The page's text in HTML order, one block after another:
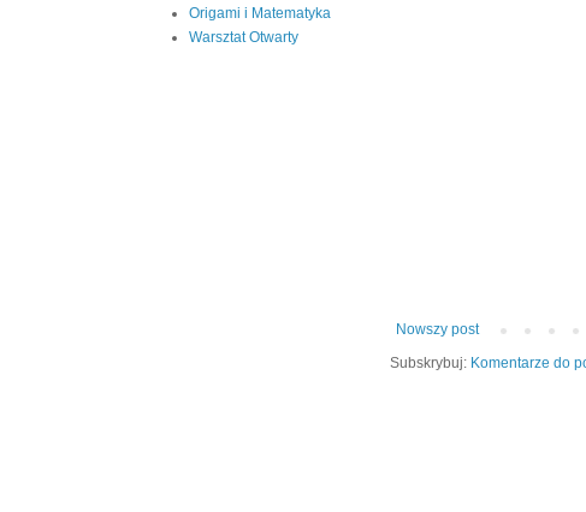
Nowszy post
Subskrybuj: Komentarze do
Origami i Matematyka
Warsztat Otwarty